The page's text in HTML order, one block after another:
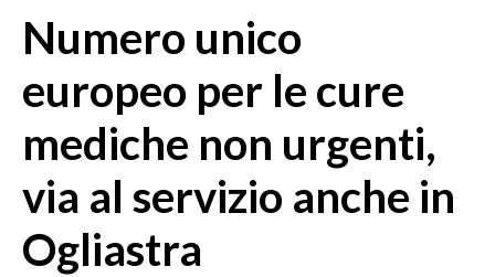
MEDIO CAMPIDANO
ORISTANO E PROVINCIA
SASSARI E PROVINCIA
GALLURA
NUORO E PROVINCIA
OGLIASTRA
AGENDA
Numero unico
europeo per le cure
mediche non urgenti,
via al servizio anche in
Ogliastra